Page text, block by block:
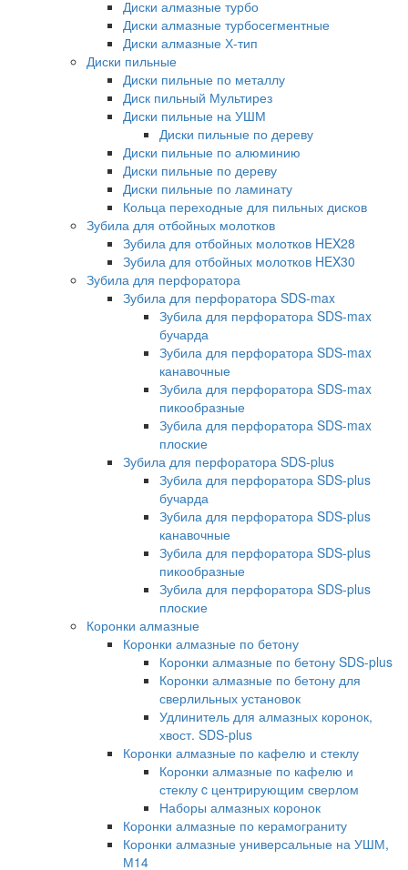
Диски алмазные турбо
Диски алмазные турбосегментные
Диски алмазные Х-тип
Диски пильные
Диски пильные по металлу
Диск пильный Мультирез
Диски пильные на УШМ
Диски пильные по дереву
Диски пильные по алюминию
Диски пильные по дереву
Диски пильные по ламинату
Кольца переходные для пильных дисков
Зубила для отбойных молотков
Зубила для отбойных молотков HEX28
Зубила для отбойных молотков HEX30
Зубила для перфоратора
Зубила для перфоратора SDS-max
Зубила для перфоратора SDS-max
бучарда
Зубила для перфоратора SDS-max
канавочные
Зубила для перфоратора SDS-max
пикообразные
Зубила для перфоратора SDS-max
плоские
Зубила для перфоратора SDS-plus
Зубила для перфоратора SDS-plus
бучарда
Зубила для перфоратора SDS-plus
канавочные
Зубила для перфоратора SDS-plus
пикообразные
Зубила для перфоратора SDS-plus
плоские
Коронки алмазные
Коронки алмазные по бетону
Коронки алмазные по бетону SDS-plus
Коронки алмазные по бетону для
сверлильных установок
Удлинитель для алмазных коронок,
хвост. SDS-plus
Коронки алмазные по кафелю и стеклу
Коронки алмазные по кафелю и
стеклу c центрирующим сверлом
Наборы алмазных коронок
Коронки алмазные по керамограниту
Коронки алмазные универсальные на УШМ,
М14